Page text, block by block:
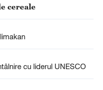
cereale
cu liderul UNESCO